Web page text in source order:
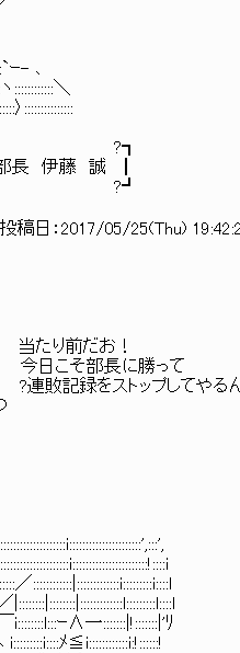
- ､
＼
:::::::::::::::
部長 伊藤 誠 ┃
投稿日： 2017/05/25(Thu)
り前だお！
そ部長に勝って
ストップしてやるん
ｰ∧一:::::::|!:::::::|'ﾘ
ﾒ≦i::::::::::::i:!::::::!